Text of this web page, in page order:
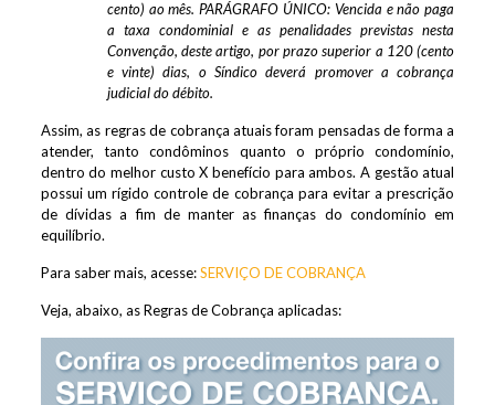
cento) ao mês. PARÁGRAFO ÚNICO: Vencida e não paga
a taxa condominial e as penalidades previstas nesta
Convenção, deste artigo, por prazo superior a 120 (cento
e vinte) dias, o Síndico deverá promover a cobrança
judicial do débito.
Assim, as regras de cobrança atuais foram pensadas de forma a
atender, tanto condôminos quanto o próprio condomínio,
dentro do melhor custo X benefício para ambos. A gestão atual
possui um rígido controle de cobrança para evitar a prescrição
de dívidas a fim de manter as finanças do condomínio em
equilíbrio.
Para saber mais, acesse:SERVIÇO DE COBRANÇA
Veja, abaixo, as Regras de Cobrança aplicadas: